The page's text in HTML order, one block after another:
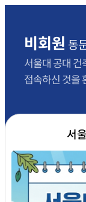
비회원 동
서울대 공대
접속하신 것을
서